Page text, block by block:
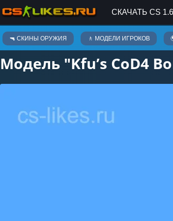
СКАЧАТЬ CS 1.6
🔫 СКИНЫ ОРУЖИЯ 🚶 МОДЕЛИ ИГРОКОВ
Скины оружия
Модель "Kfu’s CoD4